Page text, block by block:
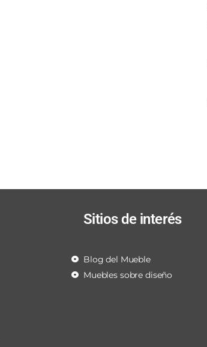
Sitios de interés
Blog del Mueble
Muebles sobre diseño